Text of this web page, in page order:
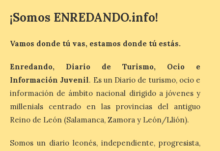
durante la ‘Feria de
mes de noviembre, con […]
La Bañeza inicia sus
fiestas con el pregón a
cargo de Arturo Martínez
Matilla
¡Somos ENREDANDO.info!
Vamos donde tú vas, estamos donde tú estás.
Enredando, Diario de Turismo, Ocio e
Información Juvenil. Es un Diario de turismo, ocio e
información de ámbito nacional dirigido a jóvenes y
millenials centrado en las provincias del antiguo
Reino de León (Salamanca, Zamora y León/Llión).
Somos un diario leonés, independiente, progresista,